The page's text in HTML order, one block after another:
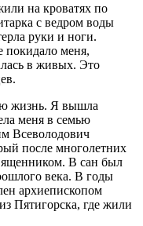
на кроватях по
с ведром воды
руки и ноги.
покидало меня,
в живых. Это
жизнь. Я вышла
меня в семью
Всеволодович
после многолетних
В сан был
века. В годы
архиепископом
Пятигорска, где жили